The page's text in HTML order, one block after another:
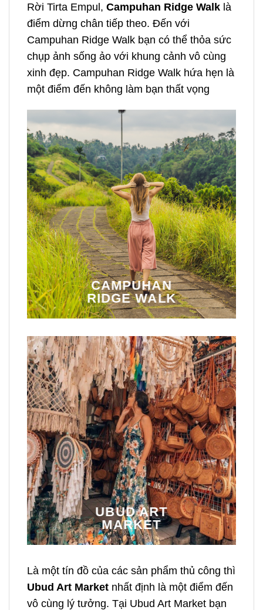
Rời Tirta Empul, Campuhan Ridge Walk là
điểm dừng chân tiếp theo. Đến với
Campuhan Ridge Walk bạn có thể thỏa sức
chụp ảnh sống ảo với khung cảnh vô cùng
xinh đẹp. Campuhan Ridge Walk hứa hẹn là
một điểm đến không làm bạn thất vọng
CAMPUHAN
RIDGE WALK
UBUD ART
MARKET
Là một tín đồ của các sản phẩm thủ công thì
Ubud Art Market nhất định là một điểm đến
vô cùng lý tưởng. Tại Ubud Art Market bạn